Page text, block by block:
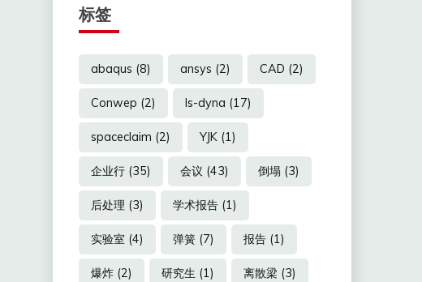
标签
abaqus (8) ansys (2) CAD (2)
Conwep (2) ls-dyna (17)
spaceclaim (2) YJK(1)
企业行(35) 会议 (43) 倒塌 (3)
后处理 (3) 学术报告(1)
实验室 (4) 弹簧(7) 报告(1)
爆炸(2) 研究生 (1) 离散梁 (3)